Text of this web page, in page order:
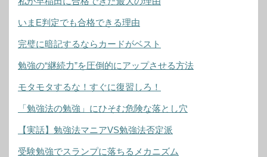
いまE判定でも合格できる理由
完璧に暗記するならカードがベスト
勉強の“継続力”を圧倒的にアップさせる方法
モタモタするな！すぐに復習しろ！
「勉強法の勉強」にひそむ危険な落とし穴
【実話】勉強法マニアVS勉強法否定派
受験勉強でスランプに落ちるメカニズム